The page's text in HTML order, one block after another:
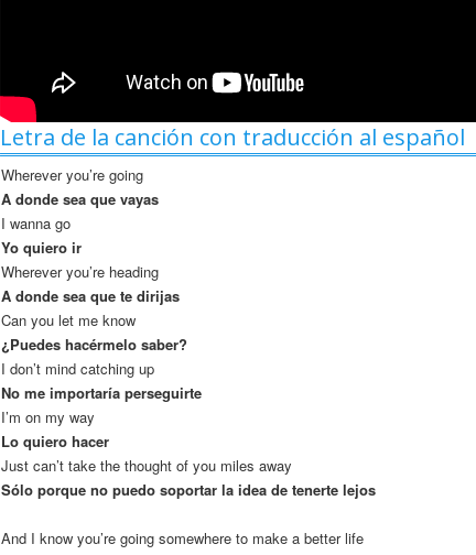
Letra de la canción con traducción al español
Wherever you’re going
A donde sea que vayas
I wanna go
Yo quiero ir
Wherever you’re heading
A donde sea que te dirijas
Can you let me know
¿Puedes hacérmelo saber?
I don’t mind catching up
No me importaría perseguirte
I’m on my way
Lo quiero hacer
Just can’t take the thought of you miles away
Sólo porque no puedo soportar la idea de tenerte lejos
And I know you’re going somewhere to make a better life